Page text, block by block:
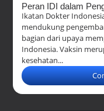
Peran IDI dalam
Ikatan Dokter
mendukung
bagian dari upaya
Indonesia. Vaksin
kesehatan...